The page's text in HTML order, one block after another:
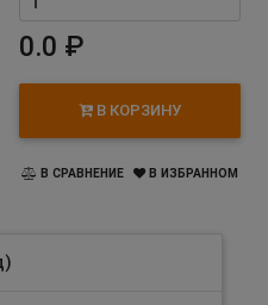
0.0 ₽
В КОРЗИНУ
В СРАВНЕНИЕ В ИЗБРАННОМ